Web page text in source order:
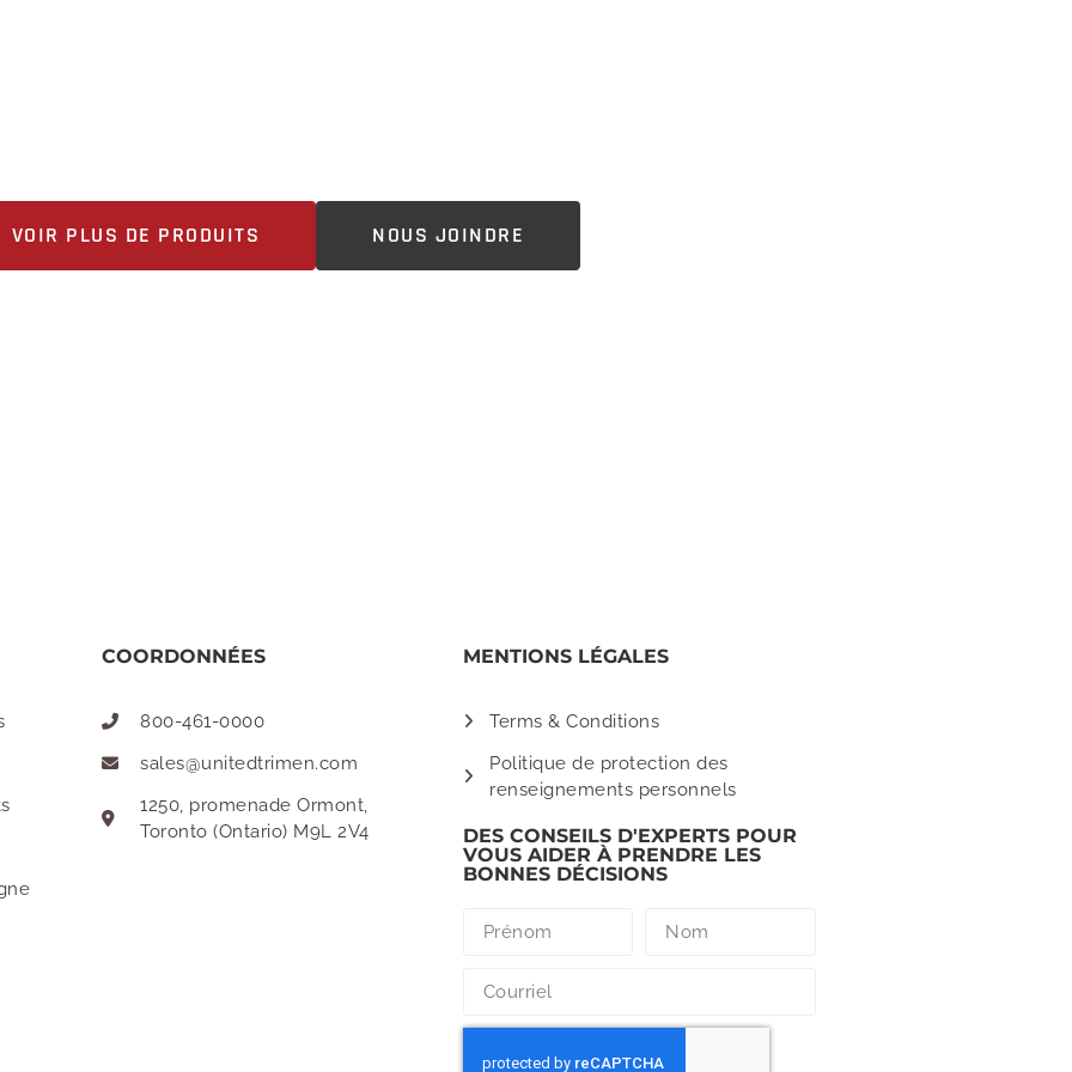
VOIR PLUS DE PRODUITS NOUS JOINDRE
COORDONNÉES
800-461-0000
sales@unitedtrimen.com
1250, promenade Ormont,
Toronto (Ontario) M9L 2V4
MENTIONS LÉGALES
Terms & Conditions
Politique de protection des
renseignements personnels
DES CONSEILS D'EXPERTS POUR
VOUS AIDER À PRENDRE LES
BONNES DÉCISIONS